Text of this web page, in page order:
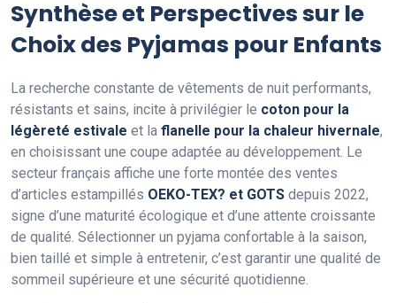
Synthèse et Perspectives sur le
Choix des Pyjamas pour Enfants
La recherche constante de vêtements de nuit performants,
résistants et sains, incite à privilégier le coton pour la
légèreté estivale et la flanelle pour la chaleur hivernale,
en choisissant une coupe adaptée au développement. Le
secteur français affiche une forte montée des ventes
d’articles estampillés OEKO-TEX? et GOTS depuis 2022,
signe d’une maturité écologique et d’une attente croissante
de qualité. Sélectionner un pyjama confortable à la saison,
bien taillé et simple à entretenir, c’est garantir une qualité de
sommeil supérieure et une sécurité quotidienne.